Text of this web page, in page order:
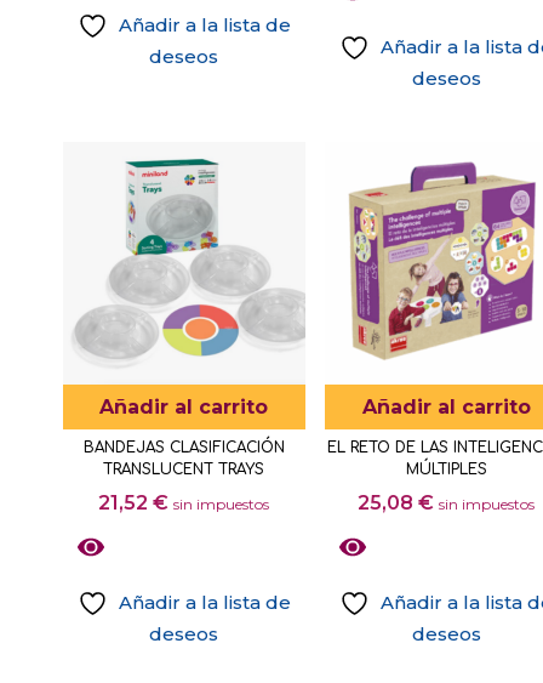
Añadir a la lista de
deseos
Añadir a la lista
deseos
Añadir al carrito
BANDEJAS CLASIFICACIÓN
TRANSLUCENT TRAYS
21,52€ sin impuestos
Añadir a la lista de
deseos
Añadir al carrito
EL RETO DE LAS
MÚLTIPLES
25,08€ sin impuestos
Añadir a la lista
deseos